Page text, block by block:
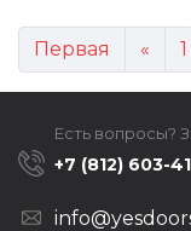
Первая « 1
Есть вопросы?
+7 (812) 603-